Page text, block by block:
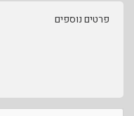
פרטים נוספים